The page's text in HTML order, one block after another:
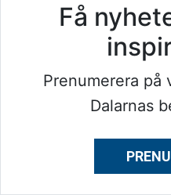
Få
Prenumerera på
Dalarnas